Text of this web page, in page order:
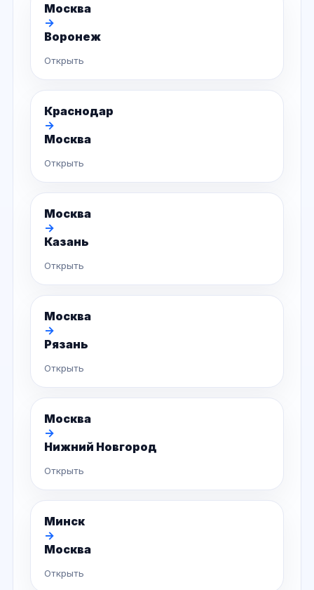
Москва
→
Воронеж
Открыть
Краснодар
→
Москва
Открыть
Москва
→
Казань
Открыть
Москва
→
Рязань
Открыть
Москва
→
Нижний Новгород
Открыть
Минск
→
Москва
Открыть